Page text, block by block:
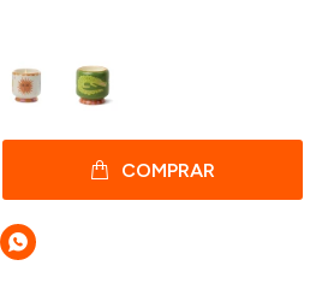
COMPRAR
